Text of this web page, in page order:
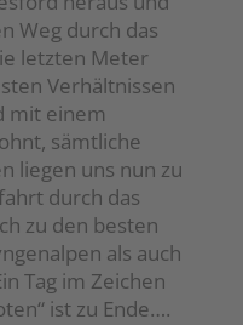
Weg durch das
letzten Meter
Verhältnissen
mit einem
sämtliche
liegen uns nun zu
durch das
zu den besten
als auch
Tag im Zeichen
ist zu Ende….